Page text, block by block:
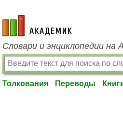
academic.ru
Словари и энциклопедии на
Толкования Переводы